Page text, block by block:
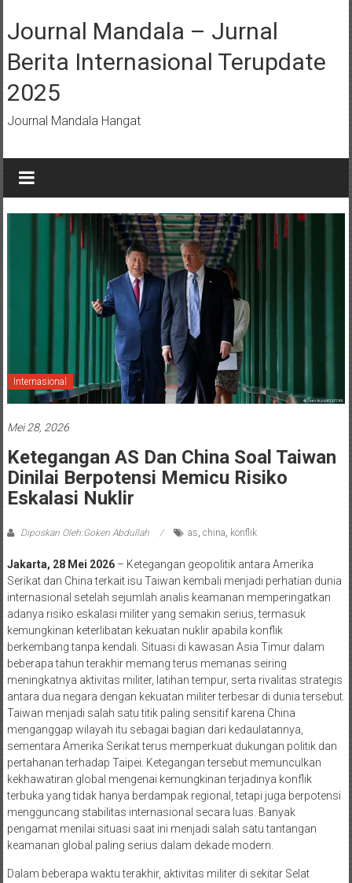
konten
Journal Mandala – Jurnal
Berita Internasional Terupdate
2025
Journal Mandala Hangat
Internasional
Mei 28, 2026
Ketegangan AS Dan China Soal Taiwan
Dinilai Berpotensi Memicu Risiko
Eskalasi Nuklir
Diposkan Oleh:Goken Abdullah as, china, konflik
Jakarta, 28 Mei 2026– Ketegangan geopolitik antara Amerika
Serikat dan China terkait isu Taiwan kembali menjadi perhatian dunia
internasional setelah sejumlah analis keamanan memperingatkan
adanya risiko eskalasi militer yang semakin serius, termasuk
kemungkinan keterlibatan kekuatan nuklir apabila konflik
berkembang tanpa kendali. Situasi di kawasan Asia Timur dalam
beberapa tahun terakhir memang terus memanas seiring
meningkatnya aktivitas militer, latihan tempur, serta rivalitas strategis
antara dua negara dengan kekuatan militer terbesar di dunia tersebut.
Taiwan menjadi salah satu titik paling sensitif karena China
menganggap wilayah itu sebagai bagian dari kedaulatannya,
sementara Amerika Serikat terus memperkuat dukungan politik dan
pertahanan terhadap Taipei. Ketegangan tersebut memunculkan
kekhawatiran global mengenai kemungkinan terjadinya konflik
terbuka yang tidak hanya berdampak regional, tetapi juga berpotensi
mengguncang stabilitas internasional secara luas. Banyak
pengamat menilai situasi saat ini menjadi salah satu tantangan
keamanan global paling serius dalam dekade modern.
Dalam beberapa waktu terakhir, aktivitas militer di sekitar Selat